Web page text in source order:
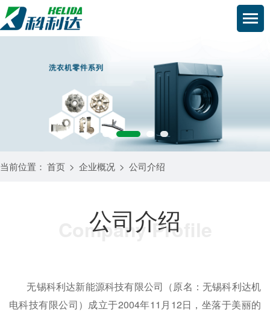
当前位置： 首页 > 企业概况 > 公司介绍
公司介绍
Company Profile
无锡科利达新能源科技有限公司（原名：无锡科利达机
电科技有限公司）成立于2004年11月12日，坐落于美丽的